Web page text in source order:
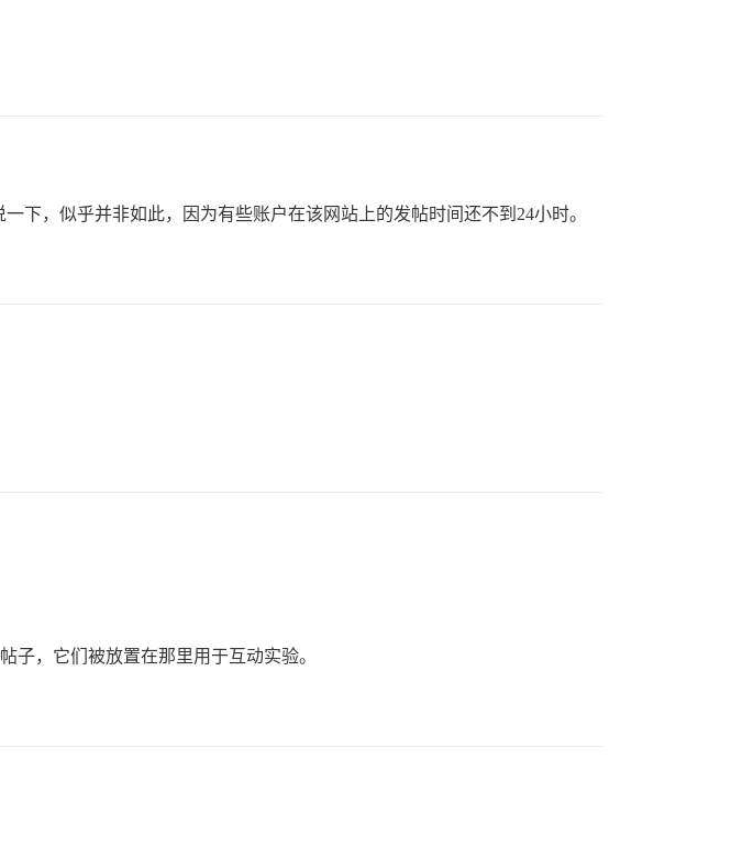
下，似乎并非如此，因为有些账户在该网站上的发帖时间还不到24小时。
子，它们被放置在那里用于互动实验。